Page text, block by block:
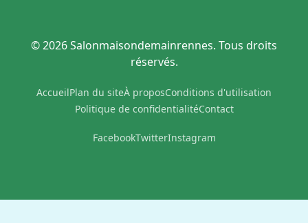
© 2026 Salonmaisondemainrennes. Tous droits
réservés.
AccueilPlan du siteÀ proposConditions d'utilisation
Politique de confidentialitéContact
FacebookTwitterInstagram